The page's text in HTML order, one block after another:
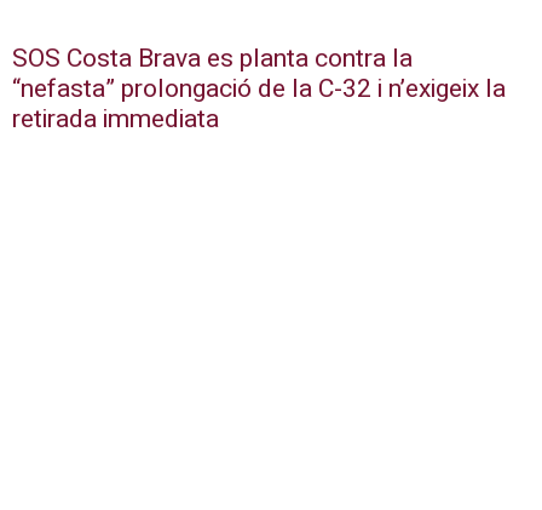
SOS Costa Brava es planta contra la
“nefasta” prolongació de la C-32 i n’exigeix la
retirada immediata